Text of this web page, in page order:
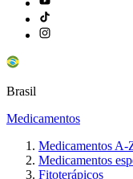
Brasil
Medicamentos
Medicamentos A-
Medicamentos
Fitoterápicos